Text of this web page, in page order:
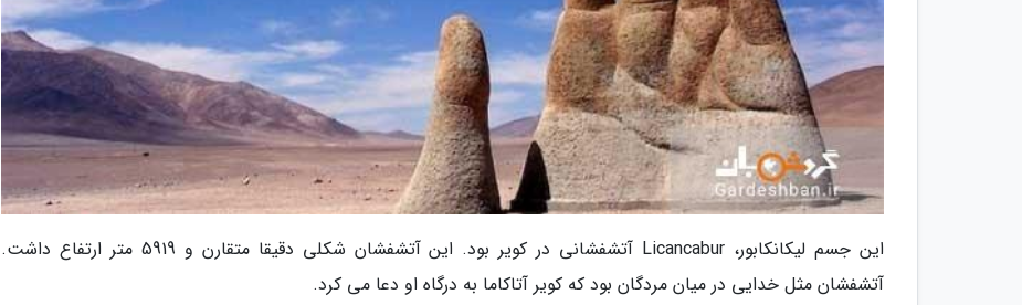
این جسم لیکانکابور، Licancabur آتشفشانی در کویر بود. این آتشفشان شکلی دقیقا متقارن و 5919 متر ارتفاع داشت.
آتشفشان مثل خدایی در میان مردگان بود که کویر آتاکاما به درگاه او دعا می کرد.